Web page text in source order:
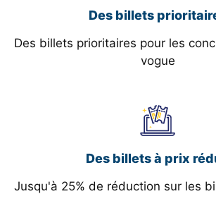
Des billets
Des billets prioritaires pour les
vogue
Des billets à prix
Jusqu'à 25% de réduction sur les